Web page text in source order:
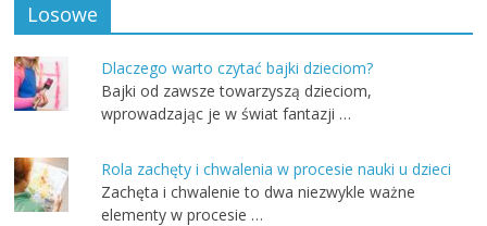
Losowe
Dlaczego warto czytać bajki dzieciom?
Bajki od zawsze towarzyszą dzieciom,
wprowadzając je w świat fantazji …
Rola zachęty i chwalenia w procesie nauki u dzieci
Zachęta i chwalenie to dwa niezwykle ważne
elementy w procesie …